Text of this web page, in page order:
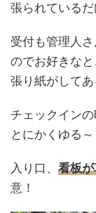
張られているだ
受付も管理人
のでお好きな
張り紙がしてあ
チェックイン
とにかくゆる
入り口、 看板
意！